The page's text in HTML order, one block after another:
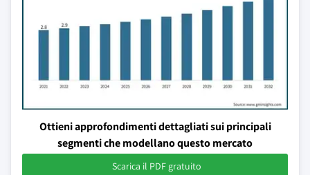
Ottieni approfondimenti dettagliati sui principali
segmenti che modellano questo mercato
Scarica il PDF gratuito